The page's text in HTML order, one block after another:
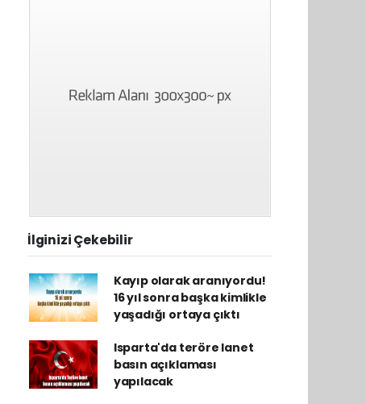
İlginizi Çekebilir
Kayıp olarak aranıyordu!
16 yıl sonra başka kimlikle
yaşadığı ortaya çıktı
Isparta'da teröre lanet
basın açıklaması
yapılacak